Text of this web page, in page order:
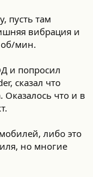
пусть там
вибрация и
об/мин.
и попросил
сказал что
Оказалось что и в
либо это
но многие